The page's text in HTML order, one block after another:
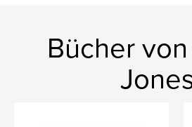
Bücher